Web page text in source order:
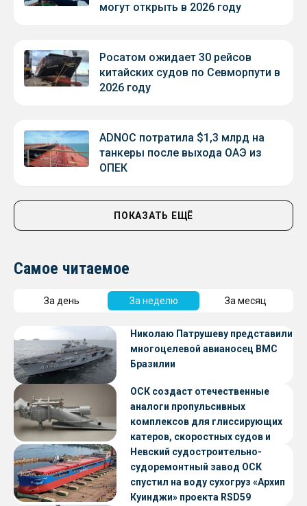
могут открыть в 2026 году
Росатом ожидает 30 рейсов
китайских судов по Севморпути в
2026 году
ADNOC потратила $1,3 млрд на
танкеры после выхода ОАЭ из
ОПЕК
ПОКАЗАТЬ ЕЩЁ
Самое читаемое
За день За неделю За месяц
Николаю Патрушеву представили
многоцелевой авианосец ВМС
Бразилии
ОСК создаст отечественные
аналоги пропульсивных
комплексов для глиссирующих
катеров, скоростных судов и
судов с малой осадкой
Невский судостроительно-
судоремонтный завод ОСК
спустил на воду сухогруз «Архип
Куинджи» проекта RSD59